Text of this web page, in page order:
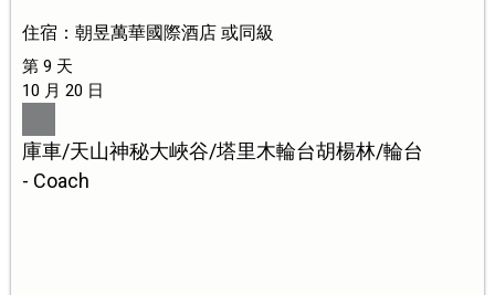
住宿：朝昱萬華國際酒店 或同級
第 9 天
10 月 20 日
庫車/天山神秘大峽谷/塔里木輪台胡楊林/輪台
- Coach